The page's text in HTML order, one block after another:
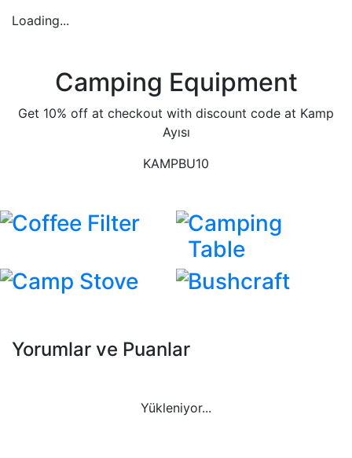
Loading...
Camping Equipment
Get 10% off at checkout with discount code at Kamp
Ayısı
KAMPBU10
Coffee Filter
Camping
Table
Camp Stove
Bushcraft
Yorumlar ve Puanlar
Yükleniyor...